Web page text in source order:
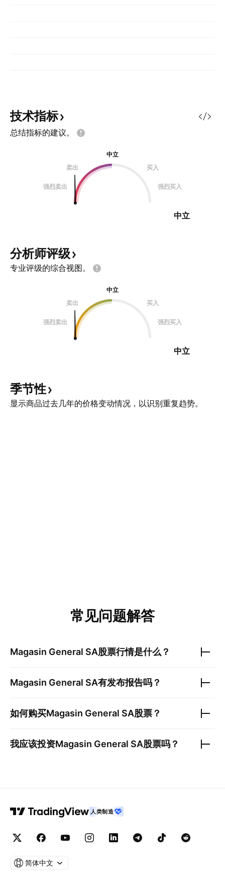
技术指标
总结指标的建议。
中立
卖出
买入
强烈卖出 强烈买入
中立
分析师评级
专业评级的综合视图。
中立
卖出
买入
强烈卖出 强烈买入
中立
季节性
显示商品过去几年的价格变动情况，以识别重复趋势。
常见问题解答
Magasin General SA股票行情是什么？
Magasin General SA有发布报告吗？
如何购买Magasin General SA股票？
我应该投资Magasin General SA股票吗？
人类制造
简体中文